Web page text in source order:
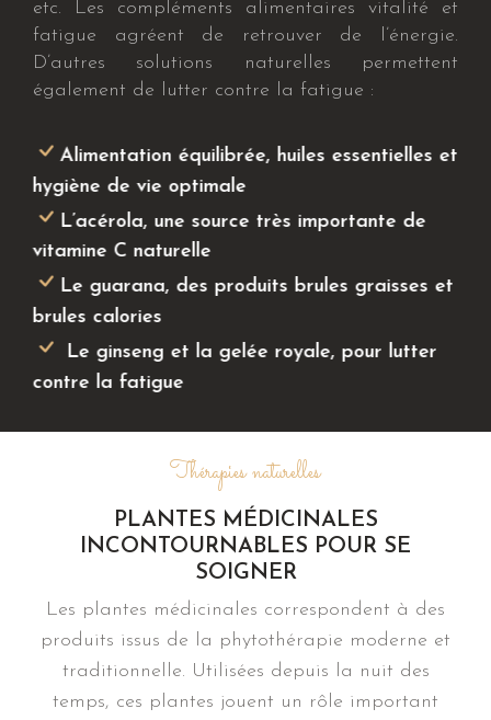
etc. Les compléments alimentaires vitalité et
fatigue agréent de retrouver de l’énergie.
D’autres solutions naturelles permettent
également de lutter contre la fatigue :
Alimentation équilibrée, huiles essentielles et
hygiène de vie optimale
L’acérola, une source très importante de
vitamine C naturelle
Le guarana, des produits brules graisses et
brules calories
Le ginseng et la gelée royale, pour lutter
contre la fatigue
Thérapies naturelles
PLANTES MÉDICINALES
INCONTOURNABLES POUR SE
SOIGNER
Les plantes médicinales correspondent à des
produits issus de la phytothérapie moderne et
traditionnelle. Utilisées depuis la nuit des
temps, ces plantes jouent un rôle important